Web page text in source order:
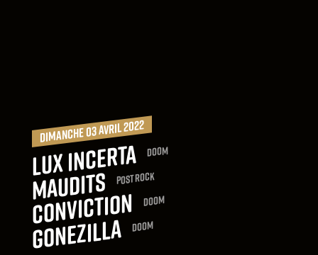
dimanche 03 avril 2022
Lux Incerta Doom
Maudits Post Rock
Conviction Doom
Gonezilla Doom